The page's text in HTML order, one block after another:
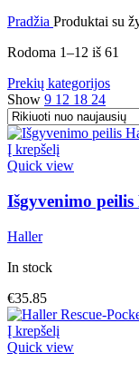
Pradžia Produktai su
Rodoma 1–12 iš 61
Prekių kategorijos
Show 9 12 18 24
Į krepšelį
Quick view
Išgyvenimo
Haller
In stock
€35.85
Į krepšelį
Quick view